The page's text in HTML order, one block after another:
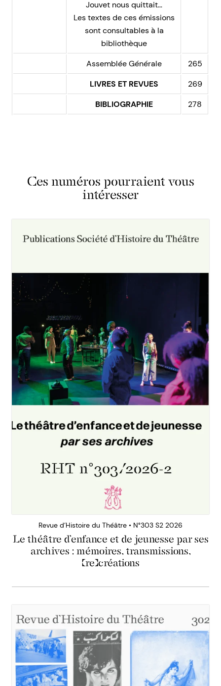
Jouvet nous quittait…
Les textes de ces émissions
sont consultables à la
bibliothèque
Assemblée Générale
265
LIVRES ET REVUES
269
BIBLIOGRAPHIE
278
Ces numéros pourraient vous
intéresser
Revue d’Histoire du Théâtre • N°303 S2 2026
Le théâtre d’enfance et de jeunesse par ses
archives : mémoires, transmissions,
(re)créations